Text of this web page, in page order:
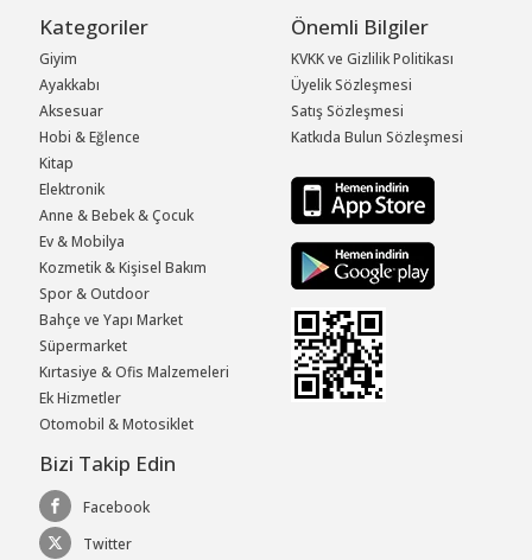
Kategoriler
Giyim
Ayakkabı
Aksesuar
Hobi & Eğlence
Kitap
Elektronik
Anne & Bebek & Çocuk
Ev & Mobilya
Kozmetik & Kişisel Bakım
Spor & Outdoor
Bahçe ve Yapı Market
Süpermarket
Kırtasiye & Ofis Malzemeleri
Ek Hizmetler
Otomobil & Motosiklet
Önemli Bilgiler
KVKK ve Gizlilik Politikası
Üyelik Sözleşmesi
Satış Sözleşmesi
Katkıda Bulun Sözleşmesi
Bizi Takip Edin
Facebook
Twitter